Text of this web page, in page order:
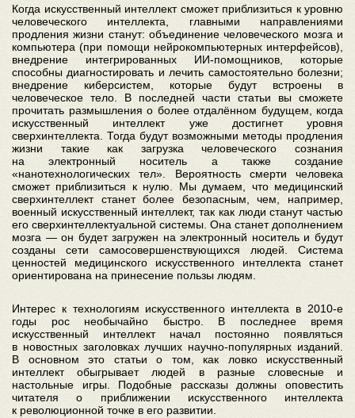
Когда искусственный интеллект сможет приблизиться к уровню
человеческого интеллекта, главными направлениями
продления жизни станут: объединение человеческого мозга и
компьютера (при помощи нейрокомпьютерных интерфейсов),
внедрение интегрированных ИИ-помощников, которые
способны диагностировать и лечить самостоятельно болезни;
внедрение киберсистем, которые будут встроены в
человеческое тело. В последней части статьи вы сможете
прочитать размышления о более отдалённом будущем, когда
искусственный интеллект уже достигнет уровня
сверхинтеллекта. Тогда будут возможными методы продления
жизни такие как загрузка человеческого сознания
на электронный носитель а также создание
«нанотехнологических тел». Вероятность смерти человека
сможет приблизиться к нулю. Мы думаем, что медицинский
сверхинтеллект станет более безопасным, чем, например,
военный искусственный интеллект, так как люди станут частью
его сверхинтеллектуальной системы. Она станет дополнением
мозга — он будет загружен на электронный носитель и будут
созданы сети самосовершенствующихся людей. Система
ценностей медицинского искусственного интеллекта станет
ориентирована на принесение пользы людям.
Интерес к технологиям искусственного интеллекта в 2010-е
годы рос необычайно быстро. В последнее время
искусственный интеллект начал постоянно появляться
в новостных заголовках лучших научно-популярных изданий.
В основном это статьи о том, как ловко искусственный
интеллект обыгрывает людей в разные словесные и
настольные игры. Подобные рассказы должны оповестить
читателя о приближении искусственного интеллекта
к революционной точке в его развитии.